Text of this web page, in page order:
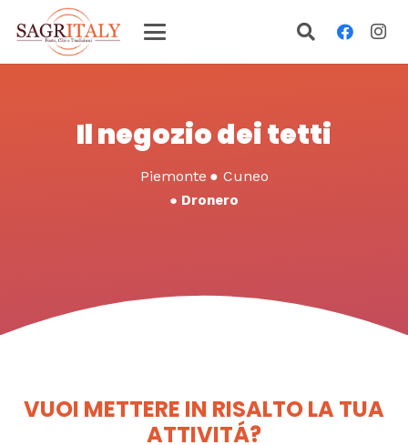
Il negozio dei tetti
Piemonte ● Cuneo
● Dronero
VUOI METTERE IN RISALTO LA TUA
ATTIVITÁ?